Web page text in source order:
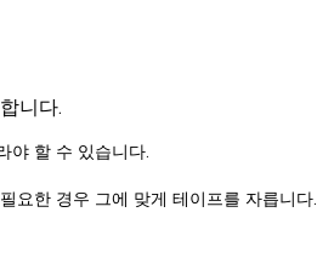
니다.
야 할 수 있습니다.
요한 경우 그에 맞게 테이프를 자릅니다.